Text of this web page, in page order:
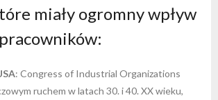
miały ogromny wpływ
: Congress of Industrial Organizations
ruchem w latach 30. i 40. XX wieku,